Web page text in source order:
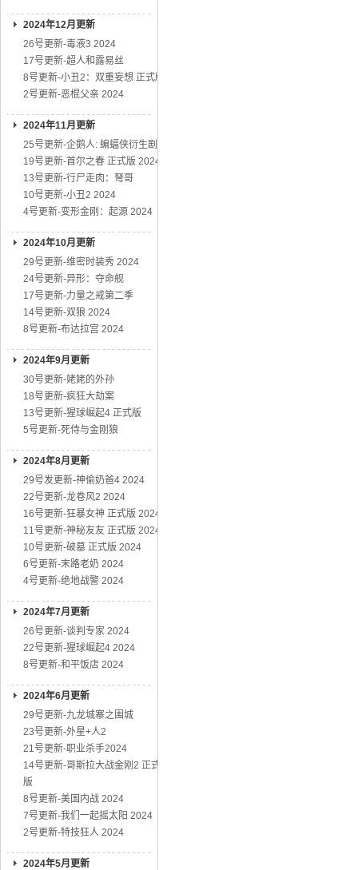
2024年12月更新
26号更新-毒液3 2024
17号更新-超人和露易丝
8号更新-小丑2：双重妄想 正式版
2号更新-恶棍父亲 2024
2024年11月更新
25号更新-企鹅人: 蝙蝠侠衍生剧
19号更新-首尔之春 正式版 2024
13号更新-行尸走肉：弩哥
10号更新-小丑2 2024
4号更新-变形金刚：起源 2024
2024年10月更新
29号更新-维密时装秀 2024
24号更新-异形：夺命舰
17号更新-力量之戒第二季
14号更新-双狼 2024
8号更新-布达拉宫 2024
2024年9月更新
30号更新-姥姥的外孙
18号更新-疯狂大劫案
13号更新-猩球崛起4 正式版
5号更新-死侍与金刚狼
2024年8月更新
29号发更新-神偷奶爸4 2024
22号更新-龙卷风2 2024
16号更新-狂暴女神 正式版 2024
11号更新-神秘友友 正式版 2024
10号更新-破墓 正式版 2024
6号更新-末路老奶 2024
4号更新-绝地战警 2024
2024年7月更新
26号更新-谈判专家 2024
22号更新-猩球崛起4 2024
8号更新-和平饭店 2024
2024年6月更新
29号更新-九龙城寨之围城
23号更新-外星+人2
21号更新-职业杀手2024
14号更新-哥斯拉大战金刚2 正式
版
8号更新-美国内战 2024
7号更新-我们一起摇太阳 2024
2号更新-特技狂人 2024
2024年5月更新